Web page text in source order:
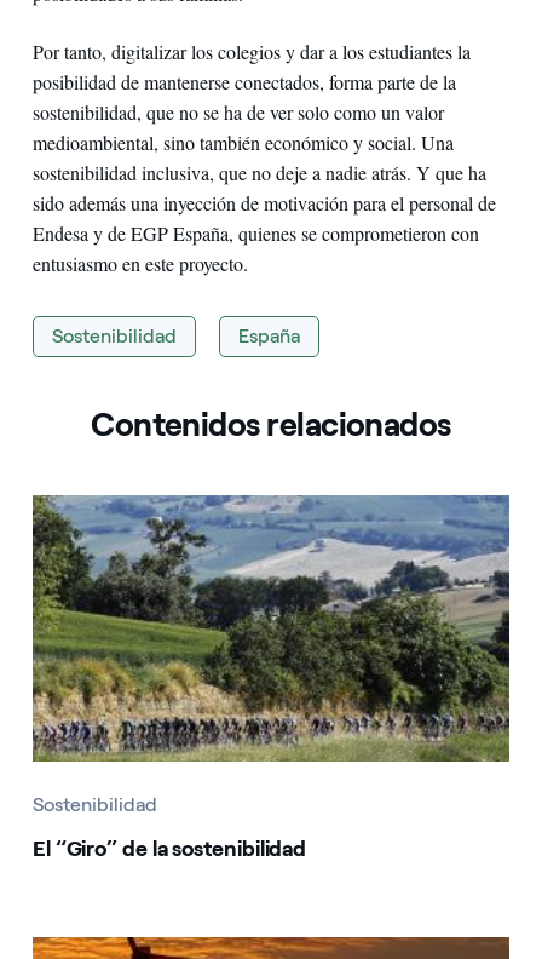
Por tanto, digitalizar los colegios y dar a los estudiantes la
posibilidad de mantenerse conectados, forma parte de la
sostenibilidad, que no se ha de ver solo como un valor
medioambiental, sino también económico y social. Una
sostenibilidad inclusiva, que no deje a nadie atrás. Y que ha
sido además una inyección de motivación para el personal de
Endesa y de EGP España, quienes se comprometieron con
entusiasmo en este proyecto.
Sostenibilidad España
Contenidos relacionados
Sostenibilidad
El “Giro” de la sostenibilidad